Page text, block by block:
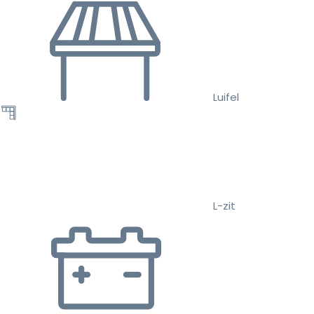
Luifel
L-zit